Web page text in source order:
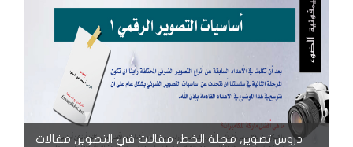
دروس تصوير, مجلة الخط,مقالات في التصوير,مقالات